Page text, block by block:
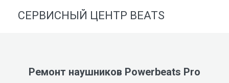
СЕРВИСНЫЙ ЦЕНТР BEATS
Ремонт наушников Powerbeats Pro